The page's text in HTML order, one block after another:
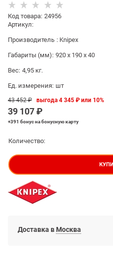
Код товара: 24956
Артикул:
Производитель : Knipex
Габариты (мм): 920 x 190 x 40
Вес: 4,95 кг.
Ед. измерения: шт
43 452 ₽
39 107 ₽
выгода4 345 ₽ или 10%
+391 бонусна бонусную карту
Количество:
Доставка в Москва